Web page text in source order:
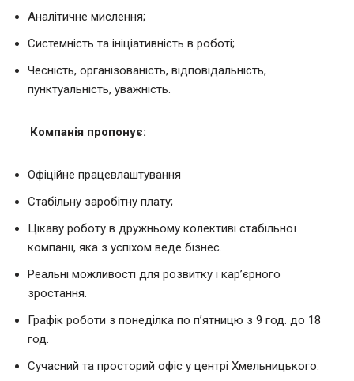
Аналітичне мислення;
Системність та ініціативність в роботі;
Чесність, організованість, відповідальність,
пунктуальність, уважність.
Компанія пропонує:
Офіційне працевлаштування
Стабільну заробітну плату;
Цікаву роботу в дружньому колективі стабільної
компанії, яка з успіхом веде бізнес.
Реальні можливості для розвитку і кар’єрного
зростання.
Графік роботи з понеділка по п’ятницю з 9 год. до 18
год.
Сучасний та просторий офіс у центрі Хмельницького.